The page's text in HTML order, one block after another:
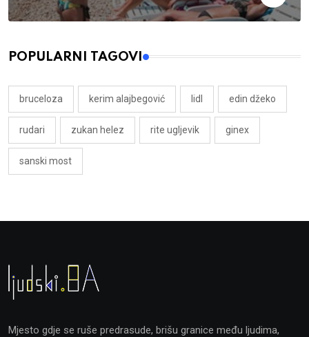
POPULARNI TAGOVI
bruceloza kerim alajbegović lidl edin džeko
rudari zukan helez rite ugljevik ginex
sanski most
Mjesto gdje se ruše predrasude, brišu granice među ljudima,